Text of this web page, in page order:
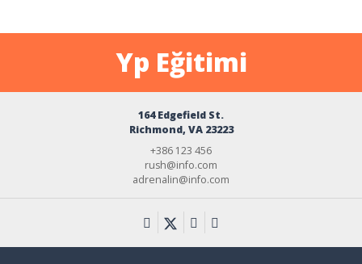
Yp Eğitimi
164 Edgefield St.
Richmond, VA 23223
+386 123 456
rush@info.com
adrenalin@info.com